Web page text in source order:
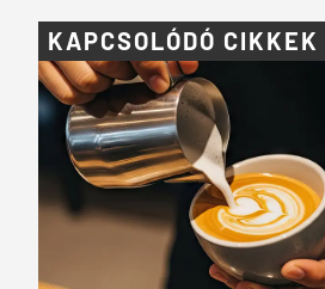
KAPCSOLÓDÓ CIKKEK